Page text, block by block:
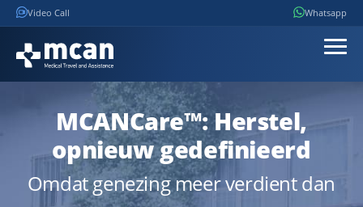
Video Call Whatsapp
MCANCare™: Herstel,
opnieuw gedefinieerd
Omdat genezing meer verdient dan